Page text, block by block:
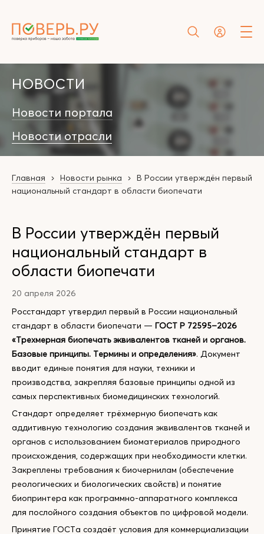
НОВОСТИ
Новости портала
Новости отрасли
Главная Новости рынка
В России утверждён первый
национальный стандарт в области биопечати
В России утверждён первый
национальный стандарт в
области биопечати
20 апреля 2026
Росстандарт утвердил первый в России национальный
стандарт в области биопечати — ГОСТ Р 72595–2026
«Трехмерная биопечать эквивалентов тканей и органов.
Базовые принципы. Термины и определения». Документ
вводит единые понятия для науки, техники и
производства, закрепляя базовые принципы одной из
самых перспективных биомедицинских технологий.
Стандарт определяет трёхмерную биопечать как
аддитивную технологию создания эквивалентов тканей и
органов с использованием биоматериалов природного
происхождения, содержащих при необходимости клетки.
Закреплены требования к биочернилам (обеспечение
реологических и биологических свойств) и понятие
биопринтера как программно-аппаратного комплекса
для послойного создания объектов по цифровой модели.
Принятие ГОСТа создаёт условия для коммерциализации